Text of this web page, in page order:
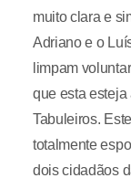
muito clara e
Adriano e o
limpam
que esta
Tabuleiros.
totalmente
dois cidadãos